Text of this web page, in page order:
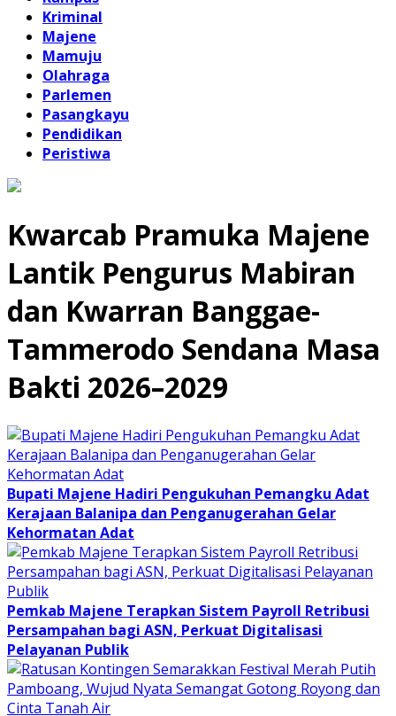
Kriminal
Majene
Mamuju
Olahraga
Parlemen
Pasangkayu
Pendidikan
Peristiwa
Kwarcab Pramuka Majene
Lantik Pengurus Mabiran
dan Kwarran Banggae-
Tammerodo Sendana Masa
Bakti 2026–2029
Bupati Majene Hadiri Pengukuhan Pemangku Adat
Kerajaan Balanipa dan Penganugerahan Gelar
Kehormatan Adat
Pemkab Majene Terapkan Sistem Payroll Retribusi
Persampahan bagi ASN, Perkuat Digitalisasi
Pelayanan Publik